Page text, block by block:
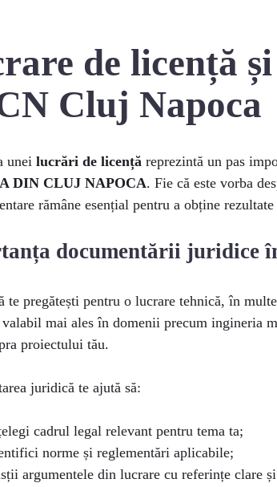
de licență
Cluj Napoca
unei lucrări de licență reprezintă un pas
DIN CLUJ NAPOCA. Fie că este vorba
rămâne esențial pentru a obține
documentării juridice
te pregătești pentru o lucrare tehnică, în
mai ales în domenii precum ingineria
proiectului tău.
juridică te ajută să:
cadrul legal relevant pentru tema ta;
norme și reglementări aplicabile;
argumentele din lucrare cu referințe clare